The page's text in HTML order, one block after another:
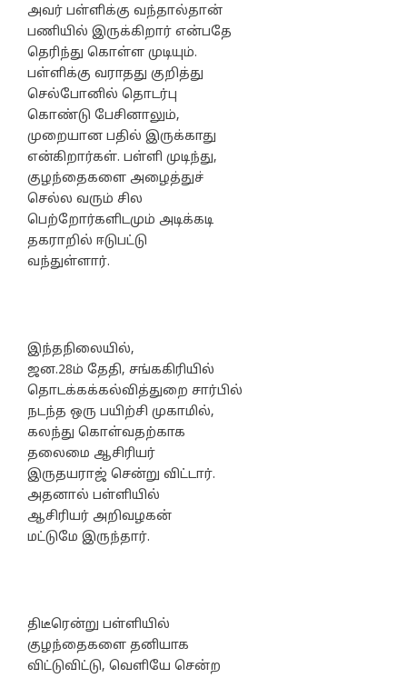
அவர் பள்ளிக்கு வந்தால்தான்
பணியில் இருக்கிறார் என்பதே
தெரிந்து கொள்ள முடியும்.
பள்ளிக்கு வராதது குறித்து
செல்போனில் தொடர்பு
கொண்டு பேசினாலும்,
முறையான பதில் இருக்காது
என்கிறார்கள். பள்ளி முடிந்து,
குழந்தைகளை அழைத்துச்
செல்ல வரும் சில
பெற்றோர்களிடமும் அடிக்கடி
தகராறில் ஈடுபட்டு
வந்துள்ளார்.
இந்தநிலையில்,
ஜன.28ம் தேதி, சங்ககிரியில்
தொடக்கக்கல்வித்துறை சார்பில்
நடந்த ஒரு பயிற்சி முகாமில்,
கலந்து கொள்வதற்காக
தலைமை ஆசிரியர்
இருதயராஜ் சென்று விட்டார்.
அதனால் பள்ளியில்
ஆசிரியர் அறிவழகன்
மட்டுமே இருந்தார்.
திடீரென்று பள்ளியில்
குழந்தைகளை தனியாக
விட்டுவிட்டு, வெளியே சென்ற